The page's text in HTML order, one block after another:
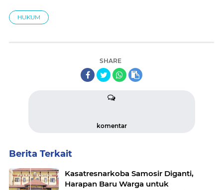
HUKUM
SHARE
komentar
Berita Terkait
Kasatresnarkoba Samosir Diganti,
Harapan Baru Warga untuk